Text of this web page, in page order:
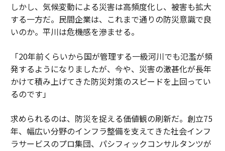
しかし、気候変動による災害は高頻度化し、被害も拡大
する一方だ。民間企業は、これまで通りの防災意識で良
いのか。平川は危機感を滲ませる。
「20年前くらいから国が管理する一級河川でも氾濫が頻
発するようになりましたが、今や、災害の激甚化が長年
かけて積み上げてきた防災対策のスピードを上回ってい
るのです」
求められるのは、防災を捉える価値観の刷新だ。創立75
年、幅広い分野のインフラ整備を支えてきた社会インフ
ラサービスのプロ集団、パシフィックコンサルタンツが